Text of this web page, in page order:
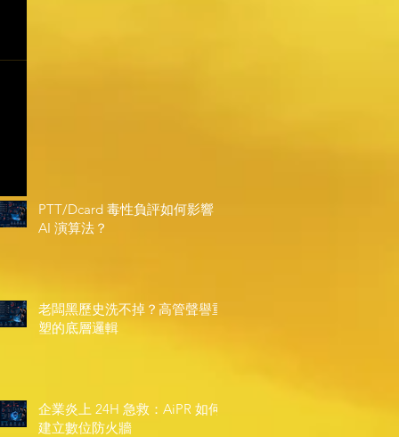
PTT/Dcard 毒性負評如何影響
AI 演算法？
老闆黑歷史洗不掉？高管聲譽重
塑的底層邏輯
企業炎上 24H 急救：AiPR 如何
建立數位防火牆